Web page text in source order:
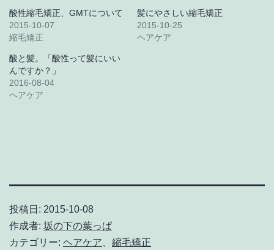
酸性縮毛矯正、GMTについて
2015-10-07
縮毛矯正
髪にやさしい縮毛矯正
2015-10-25
ヘアケア
酸と髪。「酸性って髪にいい
んですか？」
2016-08-04
ヘアケア
投稿日: 2015-10-08
作成者: 坂の下の葉っぱ
カテゴリー: ヘアケア 縮毛矯正